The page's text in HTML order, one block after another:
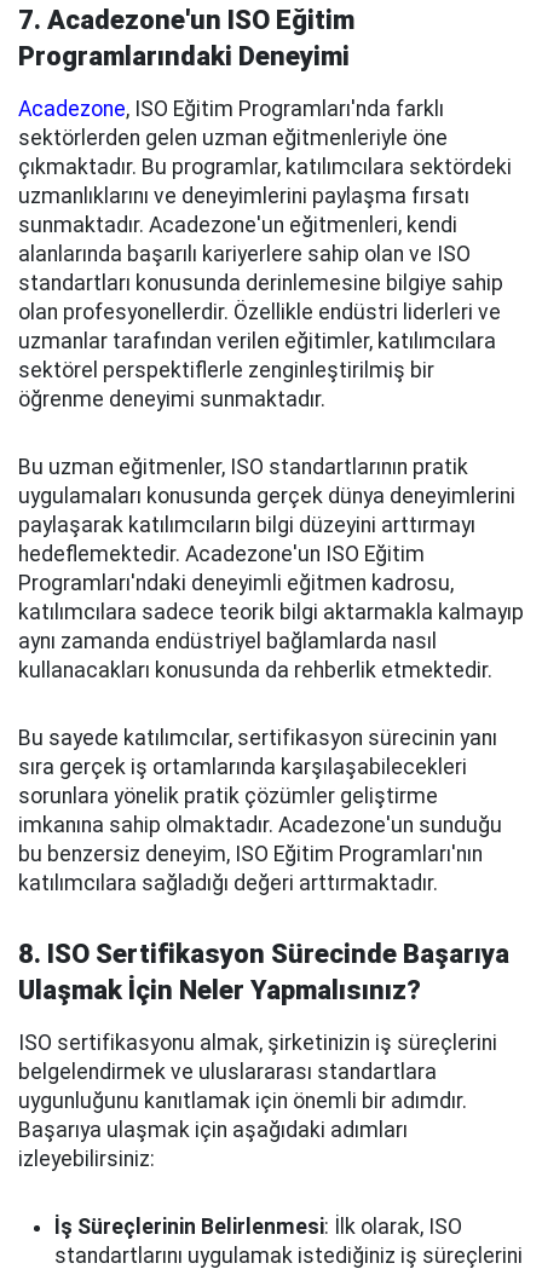
7. Acadezone'un ISO Eğitim
Programlarındaki Deneyimi
Acadezone, ISO Eğitim Programları'nda farklı
sektörlerden gelen uzman eğitmenleriyle öne
çıkmaktadır. Bu programlar, katılımcılara sektördeki
uzmanlıklarını ve deneyimlerini paylaşma fırsatı
sunmaktadır. Acadezone'un eğitmenleri, kendi
alanlarında başarılı kariyerlere sahip olan ve ISO
standartları konusunda derinlemesine bilgiye sahip
olan profesyonellerdir. Özellikle endüstri liderleri ve
uzmanlar tarafından verilen eğitimler, katılımcılara
sektörel perspektiflerle zenginleştirilmiş bir
öğrenme deneyimi sunmaktadır.
Bu uzman eğitmenler, ISO standartlarının pratik
uygulamaları konusunda gerçek dünya deneyimlerini
paylaşarak katılımcıların bilgi düzeyini arttırmayı
hedeflemektedir. Acadezone'un ISO Eğitim
Programları'ndaki deneyimli eğitmen kadrosu,
katılımcılara sadece teorik bilgi aktarmakla kalmayıp
aynı zamanda endüstriyel bağlamlarda nasıl
kullanacakları konusunda da rehberlik etmektedir.
Bu sayede katılımcılar, sertifikasyon sürecinin yanı
sıra gerçek iş ortamlarında karşılaşabilecekleri
sorunlara yönelik pratik çözümler geliştirme
imkanına sahip olmaktadır. Acadezone'un sunduğu
bu benzersiz deneyim, ISO Eğitim Programları'nın
katılımcılara sağladığı değeri arttırmaktadır.
8. ISO Sertifikasyon Sürecinde Başarıya
Ulaşmak İçin Neler Yapmalısınız?
ISO sertifikasyonu almak, şirketinizin iş süreçlerini
belgelendirmek ve uluslararası standartlara
uygunluğunu kanıtlamak için önemli bir adımdır.
Başarıya ulaşmak için aşağıdaki adımları
izleyebilirsiniz:
İş Süreçlerinin Belirlenmesi: İlk olarak, ISO
standartlarını uygulamak istediğiniz iş süreçlerini